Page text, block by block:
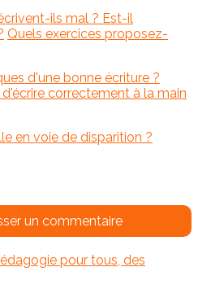
ils mal ? Est-il
Quels exercices proposez-
d'une bonne écriture ?
correctement à la main
en voie de disparition ?
un commentaire